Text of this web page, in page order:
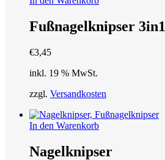
Fußnagelknipser 3in1
€3,45
inkl. 19 % MwSt.
zzgl. Versandkosten
In den Warenkorb
Nagelknipser